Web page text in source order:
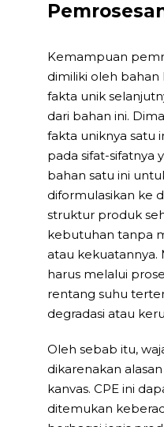
Kemampuan
dimiliki oleh bahan
fakta unik
dari bahan ini.
fakta uniknya satu
pada sifat-sifatnya
bahan satu ini
diformulasikan ke
struktur produk
kebutuhan tanpa
atau kekuatannya.
harus melalui
rentang suhu
degradasi atau
Oleh sebab itu,
dikarenakan
kanvas. CPE ini
ditemukan